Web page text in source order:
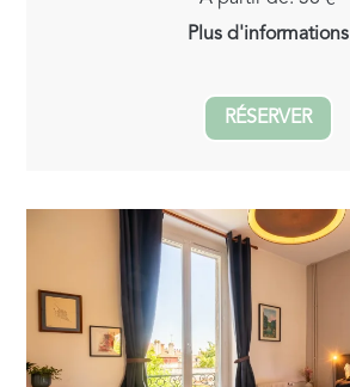
Plus d'informations
RÉSERVER